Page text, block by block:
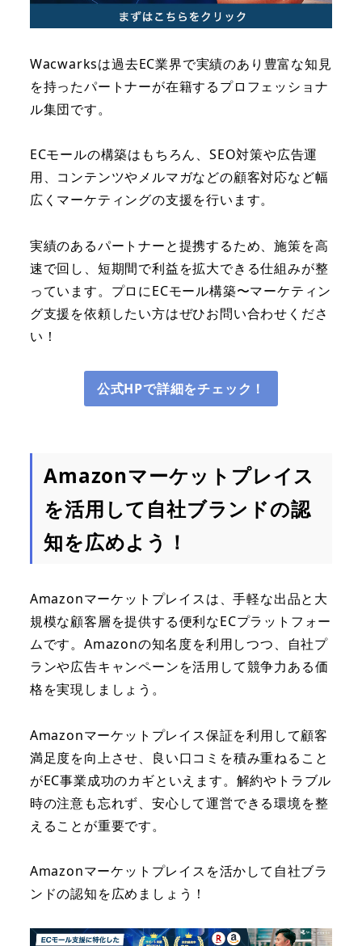
Wacwarksは過去EC業界で実績のあり豊富な知見
を持ったパートナーが在籍するプロフェッショナ
ル集団です。
ECモールの構築はもちろん、SEO対策や広告運
用、コンテンツやメルマガなどの顧客対応など幅
広くマーケティングの支援を行います。
実績のあるパートナーと提携するため、施策を高
速で回し、短期間で利益を拡大できる仕組みが整
っています。プロにECモール構築〜マーケティン
グ支援を依頼したい方はぜひお問い合わせくださ
い！
公式HPで詳細をチェック！
Amazonマーケットプレイス
を活用して自社ブランドの認
知を広めよう！
Amazonマーケットプレイスは、手軽な出品と大
規模な顧客層を提供する便利なECプラットフォー
ムです。Amazonの知名度を利用しつつ、自社プ
ランや広告キャンペーンを活用して競争力ある価
格を実現しましょう。
Amazonマーケットプレイス保証を利用して顧客
満足度を向上させ、良い口コミを積み重ねること
がEC事業成功のカギといえます。解約やトラブル
時の注意も忘れず、安心して運営できる環境を整
えることが重要です。
Amazonマーケットプレイスを活かして自社ブラ
ンドの認知を広めましょう！